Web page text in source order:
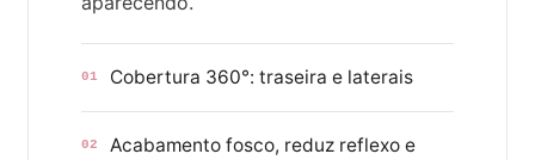
01 Cobertura 360°: traseira e laterais
02
Acabamento fosco, reduz reflexo e